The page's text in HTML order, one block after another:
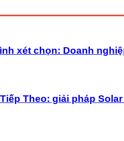
xét chọn: Doanh
Theo: giải pháp